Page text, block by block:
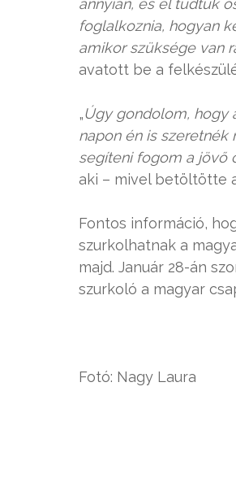
foglalkoznia, hogyan
amikor szüksége van
avatott be a
„Úgy gondolom, hogy
napon én is szeretnék
segíteni fogom a jövő
aki – mivel betöltötte
Fontos információ,
szurkolhatnak a
majd. Január 28-án
szurkoló a magyar
Fotó: Nagy Laura